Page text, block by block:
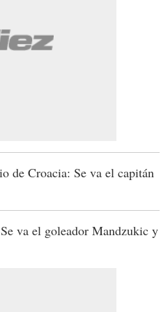
de Croacia: Se va el capitán
va el goleador Mandzukic y